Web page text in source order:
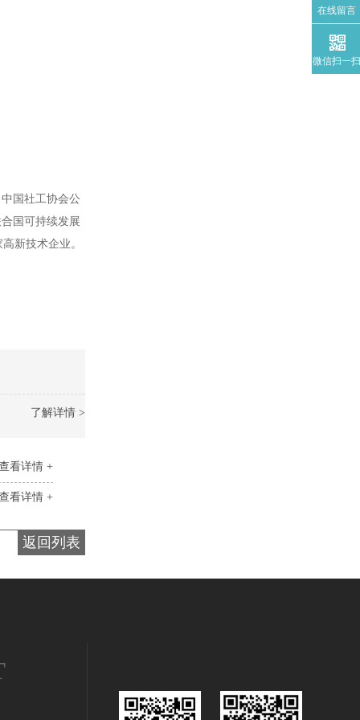
国社工协会公
国可持续发展
新技术企业。
了解详情 >
看详情 +
看详情 +
返回列表
在线留言
微信扫一扫